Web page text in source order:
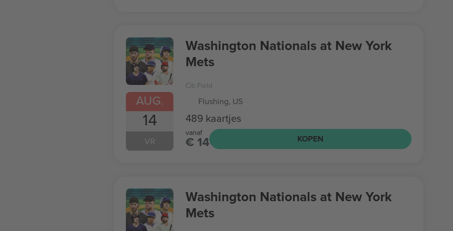
AUG.
14
VR
Washington Nationals at New York
Mets
Citi Field
Flushing, US
489 kaartjes
vanaf
€ 14 KOPEN
Washington Nationals at New York
Mets